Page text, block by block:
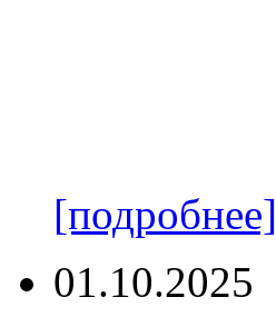
[подробнее]
01.10.2025